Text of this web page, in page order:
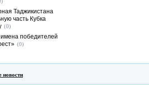
Таджикистана
часть Кубка
(0)
победителей
(0)
новости